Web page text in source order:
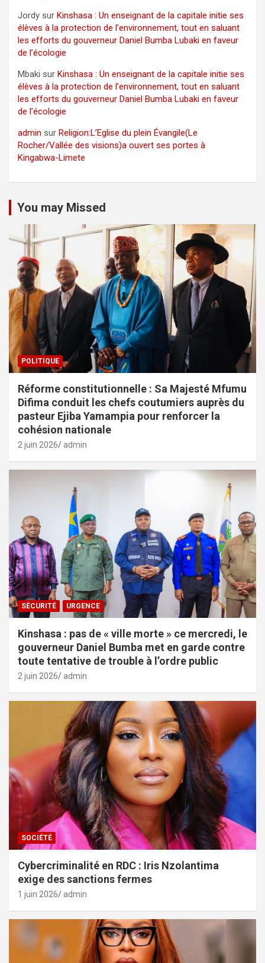
Jordy sur Kinshasa : Un enseignant de la capitale initie ses
élèves à la protection de l’environnement, tout en saluant
les efforts du gouverneur Daniel Bumba Lubaki en faveur
de l’écologie
Mbaki sur Kinshasa : Un enseignant de la capitale initie ses
élèves à la protection de l’environnement, tout en saluant
les efforts du gouverneur Daniel Bumba Lubaki en faveur
de l’écologie
admin sur Religion:L’Eglise du plein Évangile(Le
Rocher/Vallée des visions)a ouvert ses portes à
Kingabwa-Limete
You may Missed
POLITIQUE
Réforme constitutionnelle : Sa Majesté Mfumu
Difima conduit les chefs coutumiers auprès du
pasteur Ejiba Yamampia pour renforcer la
cohésion nationale
2 juin 2026 admin
SÉCURITÉ URGENCE
Kinshasa : pas de « ville morte » ce mercredi, le
gouverneur Daniel Bumba met en garde contre
toute tentative de trouble à l’ordre public
2 juin 2026 admin
SOCIÉTÉ
Cybercriminalité en RDC : Iris Nzolantima
exige des sanctions fermes
1 juin 2026 admin